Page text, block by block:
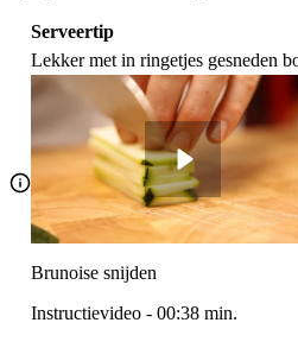
Serveertip
Lekker met in ringetjes gesneden
Brunoise snijden
Instructievideo - 00:38 min.